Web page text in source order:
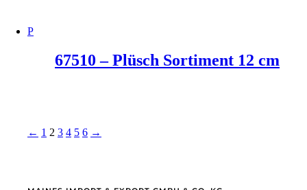
67510 – Plüsch Sortiment 12 cm
← 1 2 3 4 5 6 →